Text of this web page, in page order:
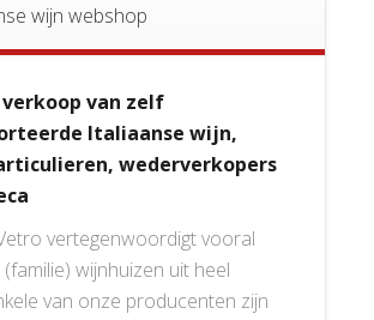
wijn webshop
van zelf
Italiaanse wijn,
wederverkopers
vertegenwoordigt vooral
wijnhuizen uit heel
van onze producenten zijn